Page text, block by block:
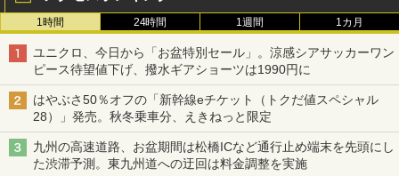
1時間 24時間 1週間 1カ月
ユニクロ、今日から「お盆特別セール」。涼感シアサッカーワン
ピース待望値下げ、撥水ギアショーツは1990円に
はやぶさ50％オフの「新幹線eチケット（トクだ値スペシャル
28）」発売。秋冬乗車分、えきねっと限定
九州の高速道路、お盆期間は松橋ICなど通行止め端末を先頭にし
た渋滞予測。東九州道への迂回は料金調整を実施